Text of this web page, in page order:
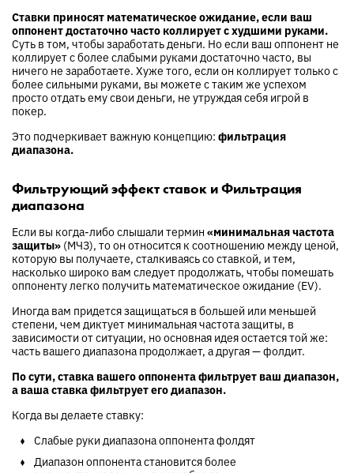
Ставки приносят математическое ожидание, если ваш
оппонент достаточно часто коллирует с худшими руками.
Суть в том, чтобы заработать деньги. Но если ваш оппонент не
коллирует с более слабыми руками достаточно часто, вы
ничего не заработаете. Хуже того, если он коллирует только с
более сильными руками, вы можете с таким же успехом
просто отдать ему свои деньги, не утруждая себя игрой в
покер.
Это подчеркивает важную концепцию: фильтрация
диапазона.
Фильтрующий эффект ставок и Фильтрация
диапазона
Если вы когда-либо слышали термин «минимальная частота
защиты» (МЧЗ), то он относится к соотношению между ценой,
которую вы получаете, сталкиваясь со ставкой, и тем,
насколько широко вам следует продолжать, чтобы помешать
оппоненту легко получить математическое ожидание (EV).
Иногда вам придется защищаться в большей или меньшей
степени, чем диктует минимальная частота защиты, в
зависимости от ситуации, но основная идея остается той же:
часть вашего диапазона продолжает, а другая — фолдит.
По сути, ставка вашего оппонента фильтрует ваш диапазон,
а ваша ставка фильтрует его диапазон.
Когда вы делаете ставку:
Слабые руки диапазона оппонента фолдят
Диапазон оппонента становится более